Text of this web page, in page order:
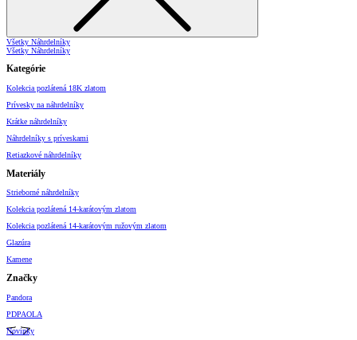
Všetky Náhrdelníky
Všetky Náhrdelníky
Kategórie
Kolekcia pozlátená 18K zlatom
Prívesky na náhrdelníky
Krátke náhrdelníky
Náhrdelníky s príveskami
Retiazkové náhrdelníky
Materiály
Strieborné náhrdelníky
Kolekcia pozlátená 14-karátovým zlatom
Kolekcia pozlátená 14-karátovým ružovým zlatom
Glazúra
Kamene
Značky
Pandora
PDPAOLA
Novinky